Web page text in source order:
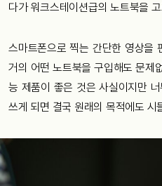
다가 워크스테이션급의 노트북을
스마트폰으로 찍는 간단한 영상을
거의 어떤 노트북을 구입해도 문제
능 제품이 좋은 것은 사실이지만
쓰게 되면 결국 원래의 목적에도 시